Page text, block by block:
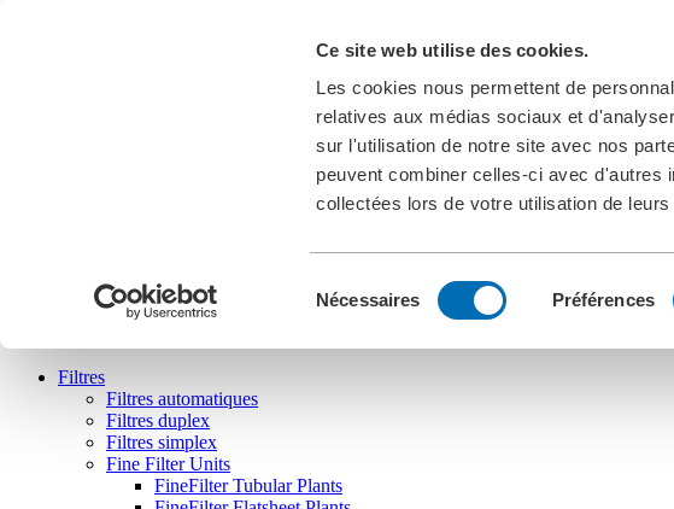
Ce site web utilise des cookies.
Les cookies nous permettent de
relatives aux médias sociaux et
sur l'utilisation de notre site avec nos
peuvent combiner celles-ci avec d'autres
collectées lors de votre utilisation de
du
Nécessaires Préférences
Filtres
Filtres automatiques
Filtres duplex
Filtres simplex
Fine Filter Units
FineFilter Tubular Plants